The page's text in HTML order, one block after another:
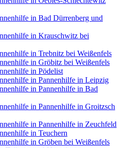
in Bad Dürrenberg und
in Krauschwitz bei
in Trebnitz bei Weißenfels
in Gröbitz bei Weißenfels
in Pödelist
in Pannenhilfe in Leipzig
in Pannenhilfe in Bad
in Pannenhilfe in Groitzsch
in Pannenhilfe in Zeuchfeld
in Teuchern
in Gröben bei Weißenfels